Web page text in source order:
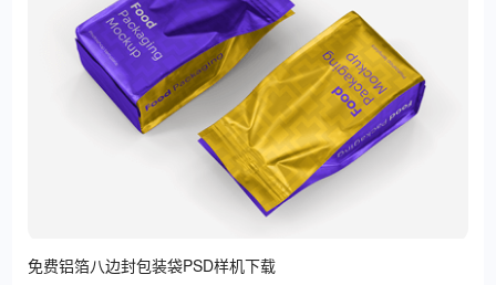
免费铝箔八边封包装袋PSD样机下载